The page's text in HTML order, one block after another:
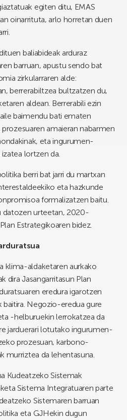
egiten ditu, EMAS
oinarrituta, arlo horretan duen
baliabideak arduraz
barruan, apustu sendo bat
zirkularraren alde:
berrerabiltzea bultzatzen du,
aldean. Berrerabili ezin
baimendu bati ematen
amaieran nabarmen
eta ingurumen-
lortzen da.
berri bat jarri du martxan
eta hazkunde
formalizatzen baitu.
datozen urteetan, 2020-
Estrategikoaren bidez.
klima-aldaketaren aurkako
dira Jasangarritasun Plan
eredura igarotzen
Negozio-eredua gure
-helburuekin lerrokatzea da
jarduerari lotutako ingurumen-
prozesuan, karbono-
murriztea da lehentasuna.
Kudeatzeko Sistemak
Sistema Integratuaren parte
Sistemaren barruan
eta GJHekin dugun